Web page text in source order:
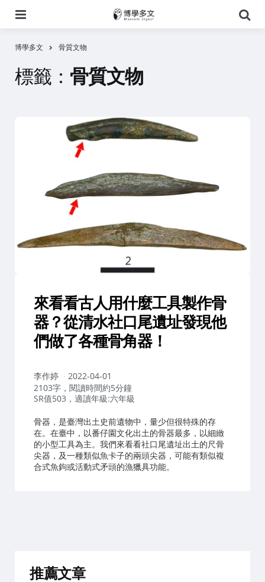
尋
博學多文 骨質文物
標籤： 骨質文物
來看看古人用什麼工具製作骨
器？從清水社口尾遺址發現他
們做了各種骨角器！
作
者：
李作婷
2022-04-01
2103字，閱讀時間約5分鐘
SR值503，適讀年級:六年級
骨器，是臺灣出土史前遺物中，量少但很特殊的存
在。在臺中，以番仔園文化出土的骨器最多，以細緻
的小型工具為主。我們來看看社口尾遺址出土的尺骨
尖器，及一種類似魚卡子的兩頭尖器，可能有類似複
合式魚鉤或活動式矛頭的漁獵具功能。
推薦文章